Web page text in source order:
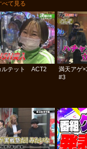
べて見る
ルテット ACT2
満天アゲ
#3